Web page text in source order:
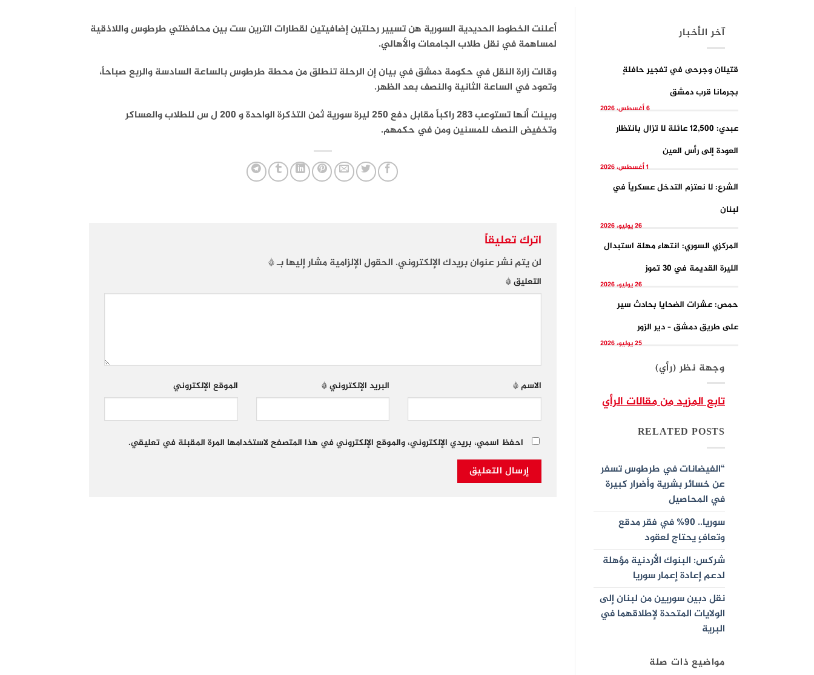
آخر الأخبار
قتيلان وجرحى في تفجيرِ حافلةٍ
بجرمانا قرب دمشق
6 أغسطس، 2026
عبدي: 12,500 عائلة لا تزال بانتظار
العودة إلى رأس العين
1 أغسطس، 2026
الشرع: لا نعتزم التدخل عسكرياً في
لبنان
26 يوليو، 2026
المركزي السوري: انتهاء مهلة استبدال
الليرة القديمة في 30 تموز
26 يوليو، 2026
حمص: عشرات الضحايا بحادث سير
على طريق دمشق – دير الزور
25 يوليو، 2026
وجهة نظر (رأي)
تابع المزيد من مقالات الرأي
RELATED POSTS
“الفيضانات في طرطوس تسفر
عن خسائر بشرية وأضرار كبيرة
في المحاصيل
سوريا.. 90% في فقر مدقع
وتعافٍ يحتاج لعقود
شركس: البنوك الأردنية مؤهلة
لدعم إعادة إعمار سوريا
نقل دبين سوريين من لبنان إلى
الولايات المتحدة لإطلاقهما في
البرية
مواضيع ذات صلة
أعلنت الخطوط الحديدية السورية هن تسيير رحلتين إضافيتين لقطارات الترين ست بين محافظتي طرطوس واللاذقية
لمساهمة في نقل طلاب الجامعات والأهالي.
وقالت زارة النقل في حكومة دمشق في بيان إن الرحلة تنطلق من محطة طرطوس بالساعة السادسة والربع صباحاً،
وتعود في الساعة الثانية والنصف بعد الظهر.
وبينت أنها تستوعب 283 راكباً مقابل دفع 250 ليرة سورية ثمن التذكرة الواحدة و 200 ل س للطلاب والعساكر
وتخفيض النصف للمسنين ومن في حكمهم.
اترك تعليقاً
لن يتم نشر عنوان بريدك الإلكتروني. الحقول الإلزامية مشار إليها بـ*
التعليق*
الاسم* البريد الإلكتروني* الموقع الإلكتروني
احفظ اسمي، بريدي الإلكتروني، والموقع الإلكتروني في هذا المتصفح لاستخدامها المرة المقبلة في تعليقي.